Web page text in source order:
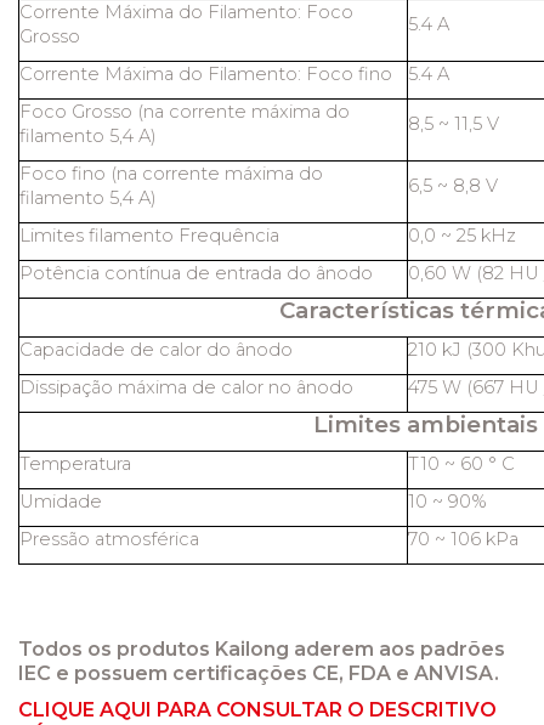
Corrente Máxima do Filamento: Foco
Grosso
5.4 A
Corrente Máxima do Filamento: Foco fino
5.4 A
Foco Grosso (na corrente máxima do
filamento 5,4 A)
8,5 ~ 11,5 V
Foco fino (na corrente máxima do
filamento 5,4 A)
6,5 ~ 8,8 V
Limites filamento Frequência
0,0 ~ 25 kHz
Potência contínua de entrada do ânodo
0,60 W (82 HU
Características
Capacidade de calor do ânodo
210 kJ (300
Dissipação máxima de calor no ânodo
475 W (667 HU
Limites ambientais
Temperatura
T10 ~ 60 ° C
Umidade
10 ~ 90%
Pressão atmosférica
70 ~ 106 kPa
Todos os produtos Kailong aderem aos padrões
IEC e possuem certificações CE, FDA e ANVISA.
CLIQUE AQUI PARA CONSULTAR O DESCRITIVO